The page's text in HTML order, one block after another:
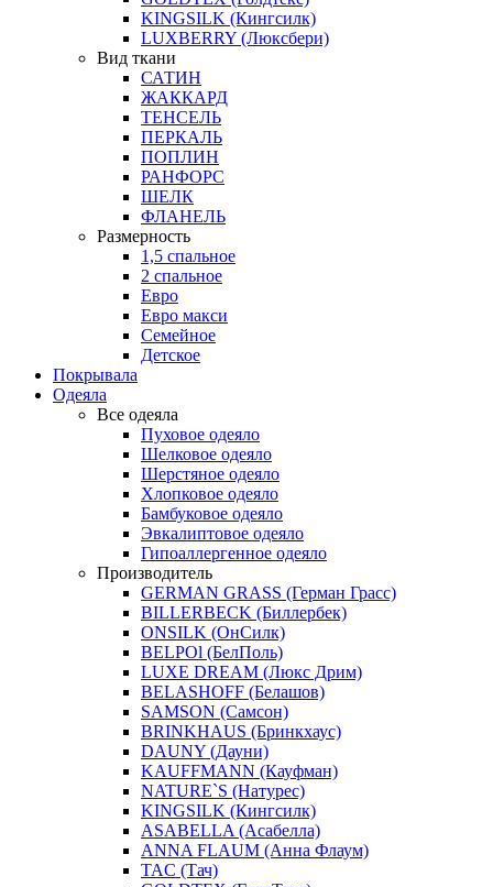
KINGSILK (Кингсилк)
LUXBERRY (Люксбери)
Вид ткани
САТИН
ЖАККАРД
ТЕНСЕЛЬ
ПЕРКАЛЬ
ПОПЛИН
РАНФОРС
ШЕЛК
ФЛАНЕЛЬ
Размерность
1,5 спальное
2 спальное
Евро
Евро макси
Семейное
Детское
Покрывала
Одеяла
Все одеяла
Пуховое одеяло
Шелковое одеяло
Шерстяное одеяло
Хлопковое одеяло
Бамбуковое одеяло
Эвкалиптовое одеяло
Гипоаллергенное одеяло
Производитель
GERMAN GRASS (Герман Грасс)
BILLERBECK (Биллербек)
ONSILK (ОнСилк)
BELPOl (БелПоль)
LUXE DREAM (Люкс Дрим)
BELASHOFF (Белашов)
SAMSON (Самсон)
BRINKHAUS (Бринкхаус)
DAUNY (Дауни)
KAUFFMANN (Кауфман)
NATURE`S (Натурес)
KINGSILK (Кингсилк)
ASABELLA (Асабелла)
ANNA FLAUM (Анна Флаум)
TAC (Тач)